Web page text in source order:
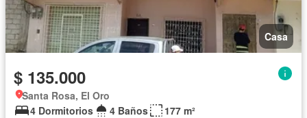
Casa
$ 135.000
Santa Rosa, El Oro
4 Dormitorios
4 Baños
177 m²